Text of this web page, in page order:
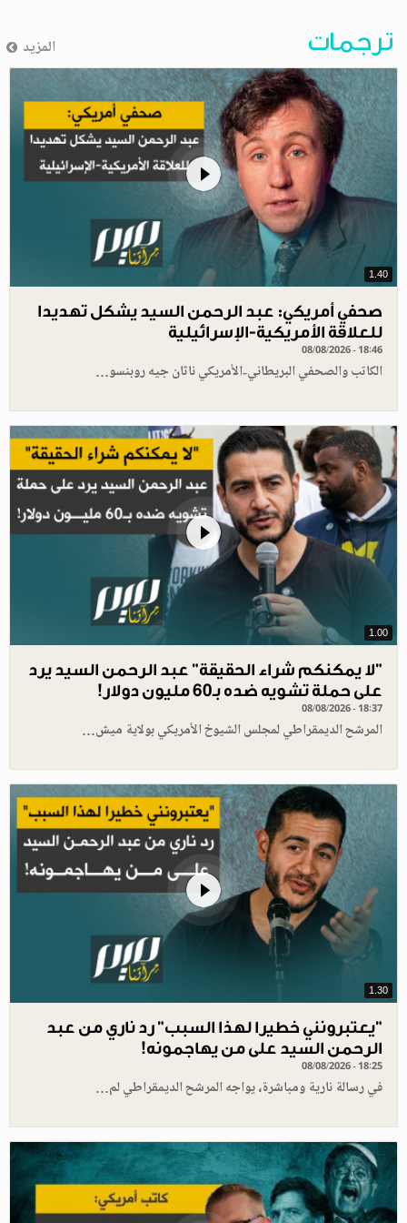
ترجمات المزيد
1.40
صحفي أمريكي: عبد الرحمن السيد يشكل تهديدا
للعلاقة الأمريكية-الإسرائيلية
08/08/2026 - 18:46
الكاتب والصحفي البريطاني-الأمريكي ناثان جيه روبنسو…
1.00
"لا يمكنكم شراء الحقيقة" عبد الرحمن السيد يرد
على حملة تشويه ضده بـ60 مليون دولار!
08/08/2026 - 18:37
المرشح الديمقراطي لمجلس الشيوخ الأمريكي بولاية ميش…
1.30
"يعتبرونني خطيرا لهذا السبب" رد ناري من عبد
الرحمن السيد على من يهاجمونه!
08/08/2026 - 18:25
في رسالة نارية ومباشرة، يواجه المرشح الديمقراطي لم…